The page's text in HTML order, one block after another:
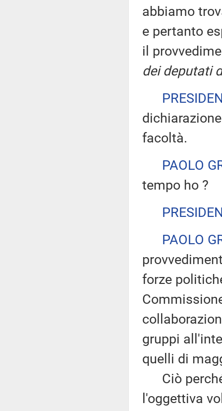
abbiamo
e pertanto
il
dei deputati
facoltà.
PAOLO
tempo ho ?
PAOLO
forze
gruppi
quelli di
Ciò
l'oggettiva